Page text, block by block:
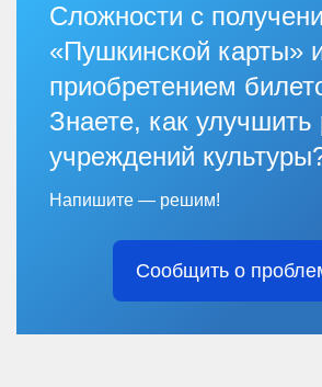
Сложности с
«Пушкинской карты»
приобретением
Знаете, как улучшить
учреждений
Напишите — решим!
Сообщить о